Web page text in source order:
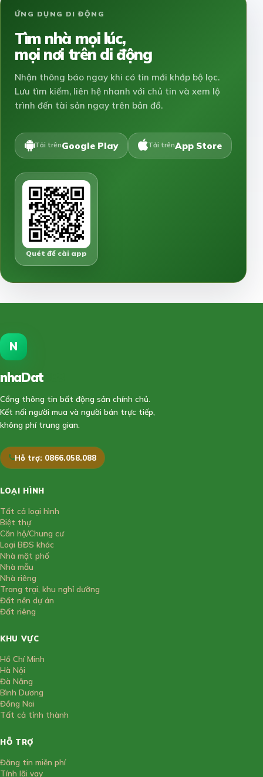
ỨNG DỤNG DI ĐỘNG
Tìm nhà mọi lúc,
mọi nơi trên di động
Nhận thông báo ngay khi có tin mới khớp bộ lọc.
Lưu tìm kiếm, liên hệ nhanh với chủ tin và xem lộ
trình đến tài sản ngay trên bản đồ.
Tải trênGoogle Play Tải trênApp Store
Quét để cài app
N
nhaDat
Cổng thông tin bất động sản chính chủ.
Kết nối người mua và người bán trực tiếp,
không phí trung gian.
Hỗ trợ: 0866.058.088
LOẠI HÌNH
Tất cả loại hình
Biệt thự
Căn hộ/Chung cư
Loại BĐS khác
Nhà mặt phố
Nhà mẫu
Nhà riêng
Trang trại, khu nghỉ dưỡng
Đất nền dự án
Đất riêng
KHU VỰC
Hồ Chí Minh
Hà Nội
Đà Nẵng
Bình Dương
Đồng Nai
Tất cả tỉnh thành
HỖ TRỢ
Đăng tin miễn phí
Tính lãi vay